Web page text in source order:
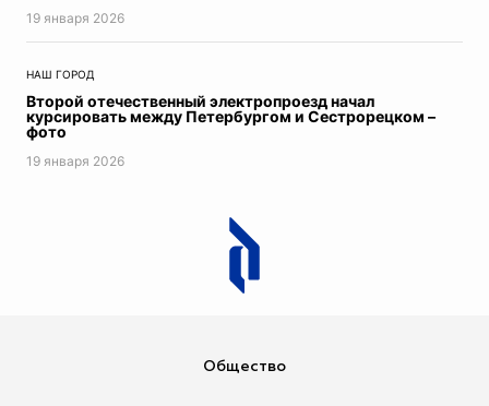
19 января 2026
НАШ ГОРОД
Второй отечественный электропроезд начал
курсировать между Петербургом и Сестрорецком –
фото
19 января 2026
Загрузка...
Общество